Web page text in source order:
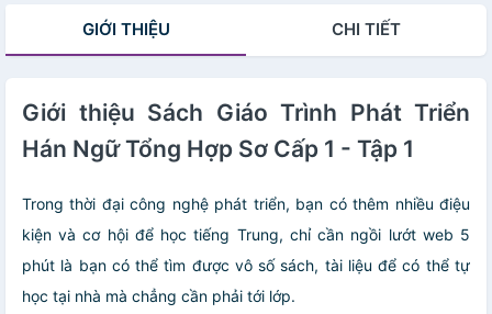
GIỚI THIỆU CHI TIẾT
Giới thiệu Sách Giáo Trình Phát Triển
Hán Ngữ Tổng Hợp Sơ Cấp 1 - Tập 1
Trong thời đại công nghệ phát triển, bạn có thêm nhiều điệu
kiện và cơ hội để học tiếng Trung, chỉ cần ngồi lướt web 5
phút là bạn có thể tìm được vô số sách, tài liệu để có thể tự
học tại nhà mà chẳng cần phải tới lớp.